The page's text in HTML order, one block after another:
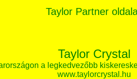
Taylor Partner
Taylor Crystal
a legkedvezőbb
www.taylorcrystal.hu